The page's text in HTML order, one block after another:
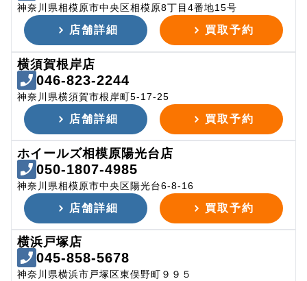
神奈川県相模原市中央区相模原8丁目4番地15号
店舗詳細 買取予約
横須賀根岸店
046-823-2244
神奈川県横須賀市根岸町5-17-25
店舗詳細 買取予約
ホイールズ相模原陽光台店
050-1807-4985
神奈川県相模原市中央区陽光台6-8-16
店舗詳細 買取予約
横浜戸塚店
045-858-5678
神奈川県横浜市戸塚区東俣野町９９５